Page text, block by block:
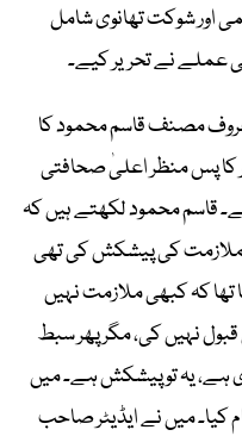
اور شوکت تھانوی شامل
عملے نے تحریر کیے۔
مصنف قاسم محمود کا
کا پس منظر اعلیٰ صحافتی
قاسم محمود لکھتے ہیں کہ
کی پیشکش کی تھی
کہ کبھی ملازمت نہیں
نہیں کی، مگر پھر سبط
یہ تو پیشکش ہے۔ میں
کیا۔ میں نے ایڈیٹر صاحب